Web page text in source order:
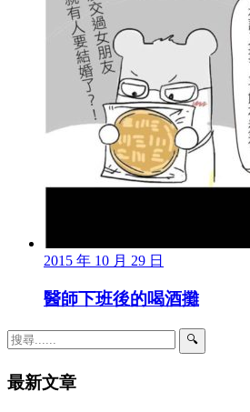
2015 年 10 月 29 日
醫師下班後的喝酒攤
🔍
最新文章